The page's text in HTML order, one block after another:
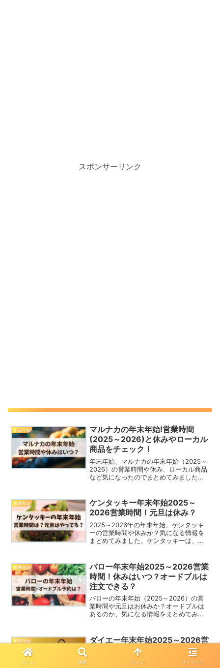
スポンサーリンク
年末年始
マルナカの年末年始!営業時間
(2025～2026)と休みやローカル
商品をチェック！
年末年始、マルナカの年末年始（2025～
2026）の営業時間や休み、ローカル商品
など気になったのでまとめてみました。
ト。グループは統合されていていも、マ
ルナカという名前...
年末年始
ケンタッキー年末年始2025～
2026営業時間！元旦は休み？
2025～2026年の年末年始、ケンタッキ
ーの営業時間や休みか？気になる情報を
まとめてみました。ケンタッキーは、ク
まる機会も多いですよね！みんなでチキ
ンも楽しそうです＾...
年末年始
バロー年末年始2025～2026営業
時間！休みはいつ？オードブルは
注文できる？
バローの年末年始（2025～2026）の営
業時間や元旦はお休みか？オードブルは
あるのか、気になる情報をまとめてみま
しょうか。年末年始は親戚など集まり、
食材もたくさん必要...
年末年始
ダイエー年末年始2025～2026営
業時間は？元旦休み？チラシや福
袋についても
ホーム 検索 トップ サイドバー